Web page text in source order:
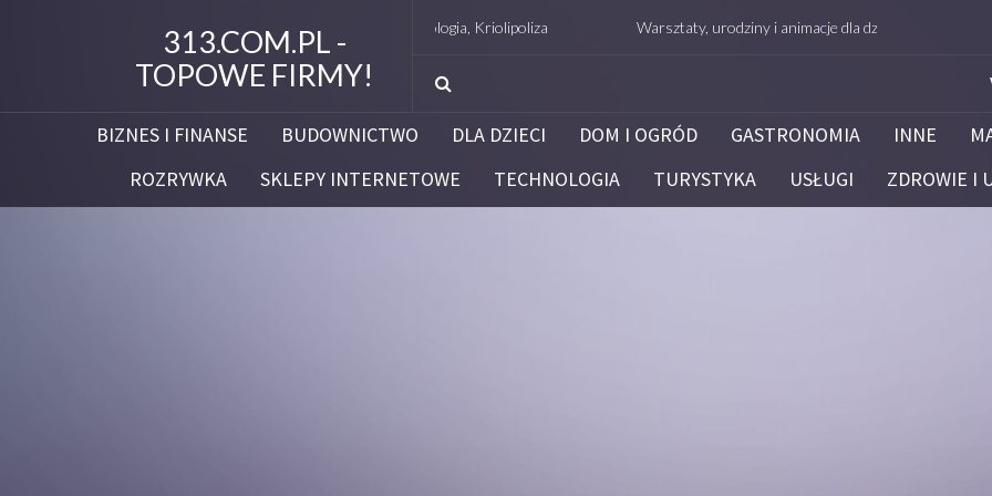
313.COM.PL -
TOPOWE FIRMY!
Studio Figura Białystok – Endermologia, Kriolipoliza Warsztaty, urodziny i animacje dla dzieci – Białystok –
BIZNES I FINANSE BUDOWNICTWO DLA DZIECI DOM I OGRÓD GASTRONOMIA INNE
ROZRYWKA
SKLEPY INTERNETOWE TECHNOLOGIA TURYSTYKA USŁUGI ZDROWIE I